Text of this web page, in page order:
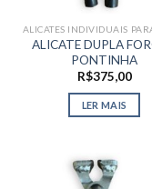
ALICATE DUPLA
PONTINHA
R$375,00
LER MAIS